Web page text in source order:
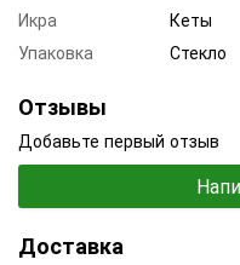
Икра
Кеты
Упаковка
Стекло
Отзывы
Добавьте первый отзыв
Доставка